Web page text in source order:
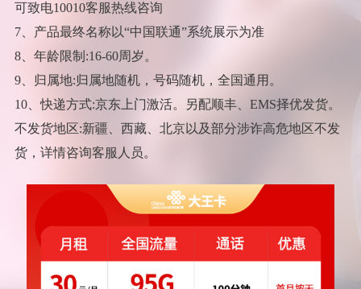
可致电10010客服热线咨询
7、产品最终名称以“中国联通”系统展示为准
8、年龄限制:16-60周岁。
9、归属地:归属地随机，号码随机，全国通用。
10、快递方式:京东上门激活。另配顺丰、EMS择优发货。
不发货地区:新疆、西藏、北京以及部分涉诈高危地区不发
货，详情咨询客服人员。